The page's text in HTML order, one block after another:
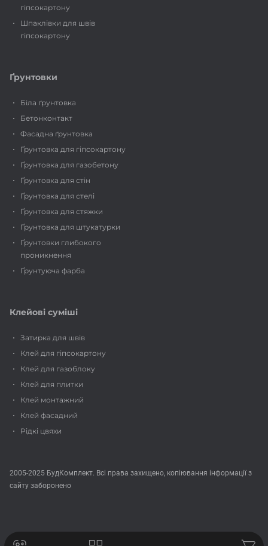
гіпсокартону
Шпаклівки для швів
гіпсокартону
Ґрунтовки
Біла ґрунтовка
Бетонконтакт
Фасадна ґрунтовка
Ґрунтовка для гіпсокартону
Ґрунтовка для газобетону
Ґрунтовка для стін
Ґрунтовка для стелі
Ґрунтовка для стяжки
Ґрунтовка для штукатурки
Ґрунтовки глибокого
проникнення
Ґрунтуюча фарба
Клейові суміші
Затирка для швів
Клей для гіпсокартону
Клей для газоблоку
Клей для плитки
Клей монтажний
Клей фасадний
Рідкі цвяхи
2005-2025 БудКомплект. Всі права захищено, копіювання інформації з
сайту заборонено